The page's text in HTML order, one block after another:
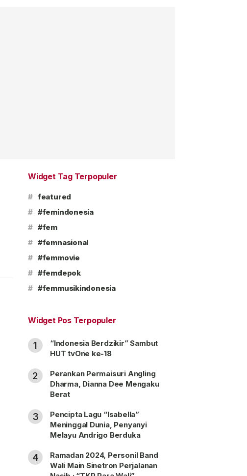
Widget Tag Terpopuler
# featured
# #femindonesia
# #fem
# #femnasional
# #femmovie
# #femdepok
# #femmusikindonesia
Widget Pos Terpopuler
1
“Indonesia Berdzikir” Sambut
HUT tvOne ke-18
2
Perankan Permaisuri Angling
Dharma, Dianna Dee Mengaku
Berat
3
Pencipta Lagu “Isabella”
Meninggal Dunia, Penyanyi
Melayu Andrigo Berduka
4
Ramadan 2024, Personil Band
Wali Main Sinetron Perjalanan